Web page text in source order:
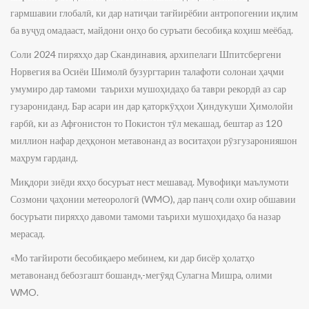
гармшавии глобалӣ, ки дар натиҷаи тағйирёбии антропогении иқлим
ба вуҷуд омадааст, майдони онҳо бо суръати бесобиқа коҳиш меёбад.
Соли 2024 пиряхҳо дар Скандинавия, архипелаги Шпитсбергени
Норвегия ва Осиёи Шимолӣ бузургтарин талафоти солонаи ҳаҷми
умумиро дар тамоми таърихи мушоҳидаҳо ба таври рекордӣ аз сар
гузарониданд. Бар асари ин дар қаторкӯҳҳои Ҳиндукуши Ҳимолойи
ғарбӣ, ки аз Афғонистон то Покистон тӯл мекашад, бештар аз 120
миллион нафар деҳқонон метавонанд аз воситаҳои рӯзгузаронияшон
маҳрум гарданд.
Миқдори зиёди яхҳо босуръат нест мешавад. Мувофиқи маълумоти
Созмони ҷаҳонии метеорологӣ (WMO), дар панҷ соли охир обшавии
босуръати пиряхҳо давоми тамоми таърихи мушоҳидаҳо ба назар
мерасад.
«Мо тағйироти бесобиқаеро мебинем, ки дар бисёр ҳолатҳо
метавонанд бебозгашт бошанд»,-мегӯяд Сулагна Мишра, олими
WMO.